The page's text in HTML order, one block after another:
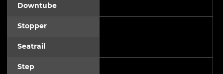
Downtube
Stopper
Seatrail
Step